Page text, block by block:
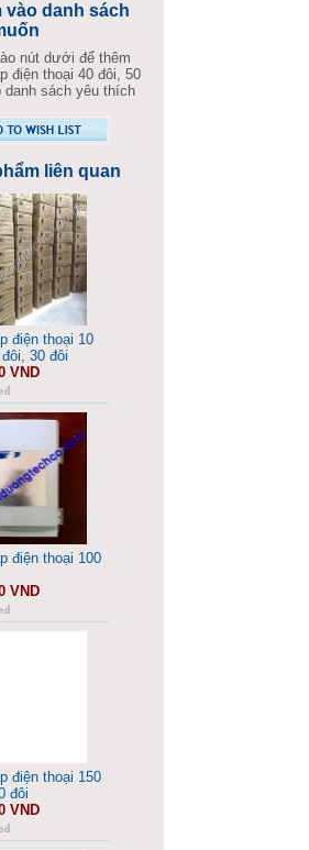
vào danh sách
nút dưới để thêm
điện thoại 40 đôi, 50
danh sách yêu thích
liên quan
điện thoại 10
30 đôi
VND
điện thoại 100
VND
điện thoại 150
đôi
VND